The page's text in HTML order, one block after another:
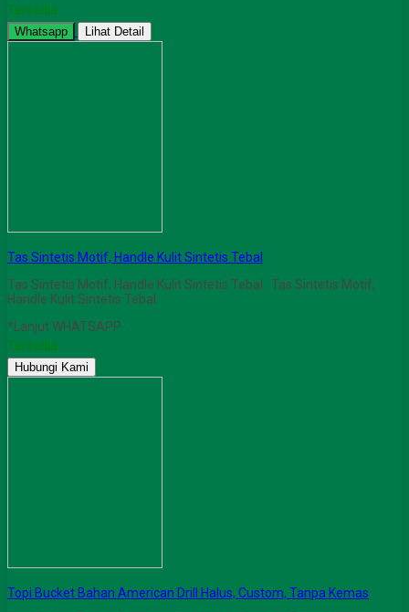
Tersedia
Whatsapp Lihat Detail
Tas Sintetis Motif, Handle Kulit Sintetis Tebal
Tas Sintetis Motif, Handle Kulit Sintetis Tebal Tas Sintetis Motif,
Handle Kulit Sintetis Tebal
*Lanjut WHATSAPP
Tersedia
Hubungi Kami
Topi Bucket Bahan American Drill Halus, Custom, Tanpa Kemas